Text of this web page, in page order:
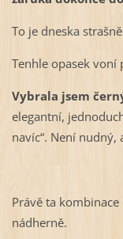
To je dneska
Tenhle opasek voní
Vybrala jsem
elegantní,
navíc“. Není
Právě ta
nádherně.